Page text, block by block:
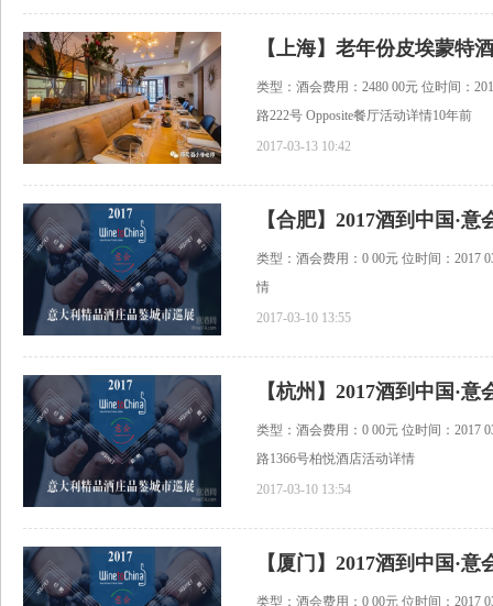
【上海】老年份皮埃蒙特
类型：酒会费用：2480 00元 位时间：
路222号 Opposite餐厅活动详情10年前
2017-03-13 10:42
【合肥】2017酒到中国·
类型：酒会费用：0 00元 位时间：2017
情
2017-03-10 13:55
【杭州】2017酒到中国·
类型：酒会费用：0 00元 位时间：2017
路1366号柏悦酒店活动详情
2017-03-10 13:54
【厦门】2017酒到中国·
类型：酒会费用：0 00元 位时间：2017